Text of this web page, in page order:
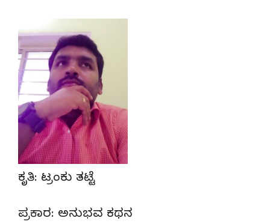
ಕೃತಿ: ಟ್ರಂಕು ತಟ್ಟೆ
ಪ್ರಕಾರ: ಅನುಭವ ಕಥನ